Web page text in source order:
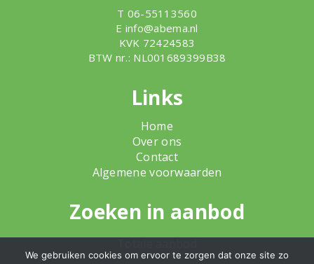
T 06-55113560
E info@abema.nl
KVK 72424583
BTW nr.: NL001689399B38
Links
Home
Over ons
Contact
Algemene voorwaarden
Zoeken in aanbod
We gebruiken cookies om ervoor te zorgen dat onze site zo